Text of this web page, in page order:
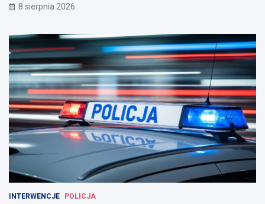
8 sierpnia 2026
INTERWENCJE POLICJA